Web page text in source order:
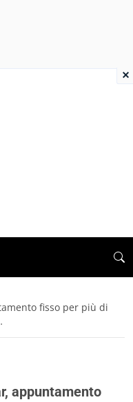
fisso per più di
appuntamento
×